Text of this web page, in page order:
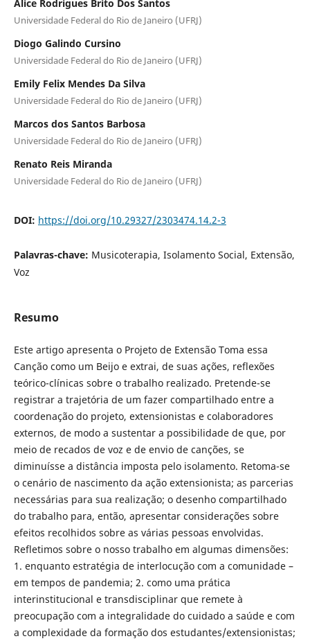
Alice Rodrigues Brito Dos Santos
Universidade Federal do Rio de Janeiro (UFRJ)
Diogo Galindo Cursino
Universidade Federal do Rio de Janeiro (UFRJ)
Emily Felix Mendes Da Silva
Universidade Federal do Rio de Janeiro (UFRJ)
Marcos dos Santos Barbosa
Universidade Federal do Rio de Janeiro (UFRJ)
Renato Reis Miranda
Universidade Federal do Rio de Janeiro (UFRJ)
DOI: https://doi.org/10.29327/2303474.14.2-3
Palavras-chave: Musicoterapia, Isolamento Social, Extensão,
Voz
Resumo
Este artigo apresenta o Projeto de Extensão Toma essa
Canção como um Beijo e extrai, de suas ações, reflexões
teórico-clínicas sobre o trabalho realizado. Pretende-se
registrar a trajetória de um fazer compartilhado entre a
coordenação do projeto, extensionistas e colaboradores
externos, de modo a sustentar a possibilidade de que, por
meio de recados de voz e de envio de canções, se
diminuísse a distância imposta pelo isolamento. Retoma-se
o cenário de nascimento da ação extensionista; as parcerias
necessárias para sua realização; o desenho compartilhado
do trabalho para, então, apresentar considerações sobre
efeitos recolhidos sobre as várias pessoas envolvidas.
Refletimos sobre o nosso trabalho em algumas dimensões:
1. enquanto estratégia de interlocução com a comunidade –
em tempos de pandemia; 2. como uma prática
interinstitucional e transdisciplinar que remete à
preocupação com a integralidade do cuidado a saúde e com
a complexidade da formação dos estudantes/extensionistas;